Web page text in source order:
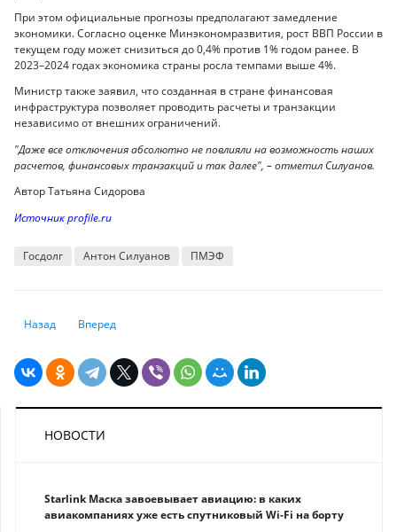
При этом официальные прогнозы предполагают замедление
экономики. Согласно оценке Минэкономразвития, рост ВВП России в
текущем году может снизиться до 0,4% против 1% годом ранее. В
2023–2024 годах экономика страны росла темпами выше 4%.
Министр также заявил, что созданная в стране финансовая
инфраструктура позволяет проводить расчеты и транзакции
независимо от внешних ограничений.
"Даже все отключения абсолютно не повлияли на возможность наших
расчетов, финансовых транзакций и так далее", – отметил Силуанов.
Автор Татьяна Сидорова
Источник profile.ru
Госдолг Антон Силуанов ПМЭФ
Предыдущий: Доллар резко подешевел на торгах в Казахстане
Назад Следующий: Годовая инфляция ускорилась до 5,39%
Вперед
НОВОСТИ
Starlink Маска завоевывает авиацию: в каких
авиакомпаниях уже есть спутниковый Wi-Fi на борту